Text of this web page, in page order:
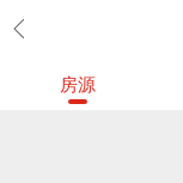
房源